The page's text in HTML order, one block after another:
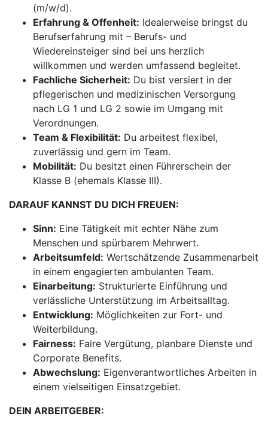
(m/w/d).
Erfahrung & Offenheit: Idealerweise bringst du
Berufserfahrung mit – Berufs- und
Wiedereinsteiger sind bei uns herzlich
willkommen und werden umfassend begleitet.
Fachliche Sicherheit: Du bist versiert in der
pflegerischen und medizinischen Versorgung
nach LG 1 und LG 2 sowie im Umgang mit
Verordnungen.
Team & Flexibilität: Du arbeitest flexibel,
zuverlässig und gern im Team.
Mobilität: Du besitzt einen Führerschein der
Klasse B (ehemals Klasse III).
DARAUF KANNST DU DICH FREUEN:
Sinn: Eine Tätigkeit mit echter Nähe zum
Menschen und spürbarem Mehrwert.
Arbeitsumfeld: Wertschätzende Zusammenarbeit
in einem engagierten ambulanten Team.
Einarbeitung: Strukturierte Einführung und
verlässliche Unterstützung im Arbeitsalltag.
Entwicklung: Möglichkeiten zur Fort- und
Weiterbildung.
Fairness: Faire Vergütung, planbare Dienste und
Corporate Benefits.
Abwechslung: Eigenverantwortliches Arbeiten in
einem vielseitigen Einsatzgebiet.
DEIN ARBEITGEBER: